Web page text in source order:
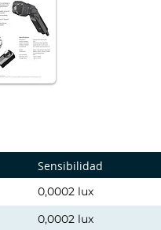
Sensibilidad
0,0002 lux
0,0002 lux